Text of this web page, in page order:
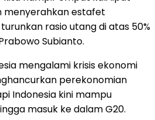
menyerahkan estafet
rasio utang di atas 50%
Subianto.
mengalami krisis ekonomi
perekonomian
Indonesia kini mampu
masuk ke dalam G20.